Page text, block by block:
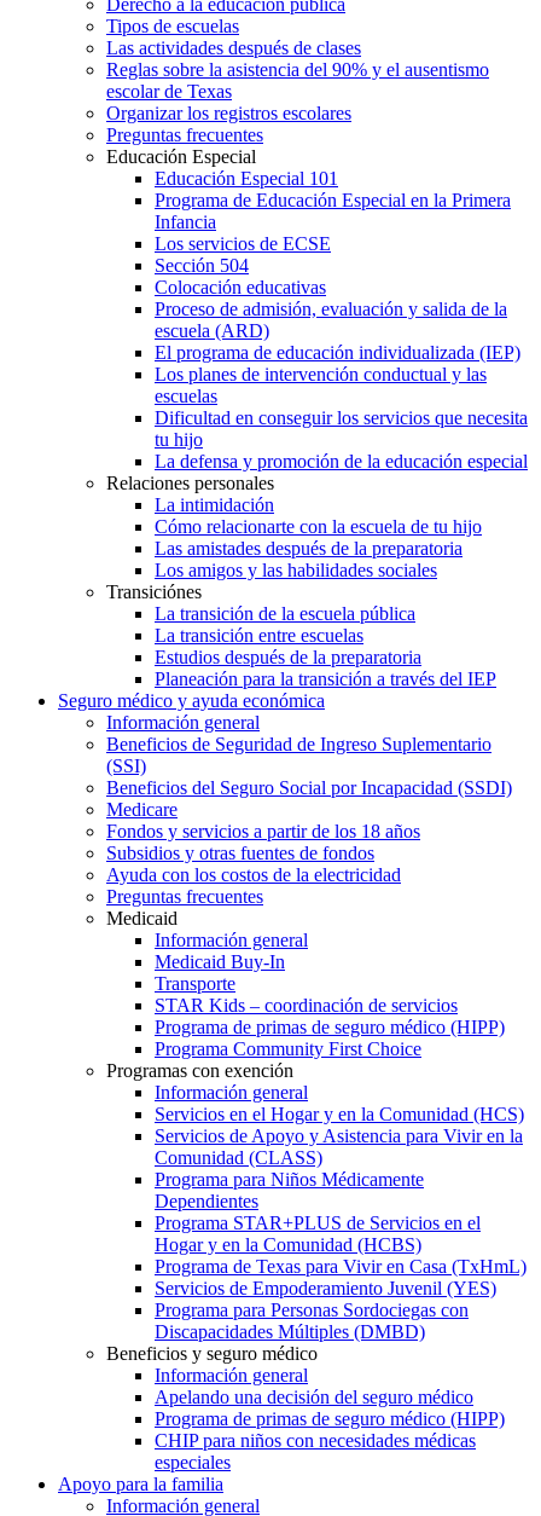
Tipos de escuelas
Las actividades después de clases
Reglas sobre la asistencia del 90% y el ausentismo
escolar de Texas
Organizar los registros escolares
Preguntas frecuentes
Educación Especial
Educación Especial 101
Programa de Educación Especial en la Primera
Infancia
Los servicios de ECSE
Sección 504
Colocación educativas
Proceso de admisión, evaluación y salida de la
escuela (ARD)
El programa de educación individualizada (IEP)
Los planes de intervención conductual y las
escuelas
Dificultad en conseguir los servicios que necesita
tu hijo
La defensa y promoción de la educación especial
Relaciones personales
La intimidación
Cómo relacionarte con la escuela de tu hijo
Las amistades después de la preparatoria
Los amigos y las habilidades sociales
Transiciónes
La transición de la escuela pública
La transición entre escuelas
Estudios después de la preparatoria
Planeación para la transición a través del IEP
Seguro médico y ayuda económica
Información general
Beneficios de Seguridad de Ingreso Suplementario
(SSI)
Beneficios del Seguro Social por Incapacidad (SSDI)
Medicare
Fondos y servicios a partir de los 18 años
Subsidios y otras fuentes de fondos
Ayuda con los costos de la electricidad
Preguntas frecuentes
Medicaid
Información general
Medicaid Buy-In
Transporte
STAR Kids – coordinación de servicios
Programa de primas de seguro médico (HIPP)
Programa Community First Choice
Programas con exención
Información general
Servicios en el Hogar y en la Comunidad (HCS)
Servicios de Apoyo y Asistencia para Vivir en la
Comunidad (CLASS)
Programa para Niños Médicamente
Dependientes
Programa STAR+PLUS de Servicios en el
Hogar y en la Comunidad (HCBS)
Programa de Texas para Vivir en Casa (TxHmL)
Servicios de Empoderamiento Juvenil (YES)
Programa para Personas Sordociegas con
Discapacidades Múltiples (DMBD)
Beneficios y seguro médico
Información general
Apelando una decisión del seguro médico
Programa de primas de seguro médico (HIPP)
CHIP para niños con necesidades médicas
especiales
Apoyo para la familia
Información general